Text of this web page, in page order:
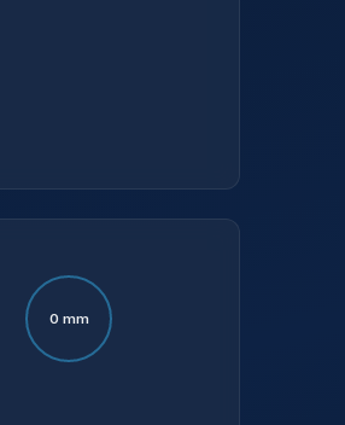
0 mm